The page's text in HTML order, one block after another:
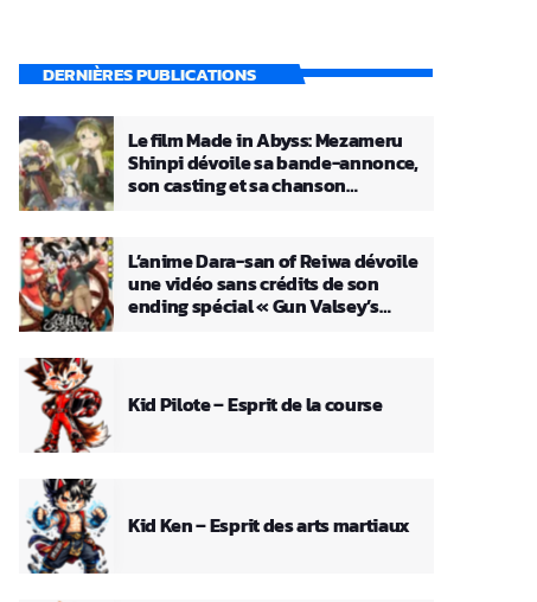
DERNIÈRES PUBLICATIONS
Le film Made in Abyss: Mezameru
Shinpi dévoile sa bande-annonce,
son casting et sa chanson
L’anime Dara-san of Reiwa dévoile
une vidéo sans crédits de son
ending spécial « Gun Valsey’s
Kid Pilote – Esprit de la course
Kid Ken – Esprit des arts martiaux